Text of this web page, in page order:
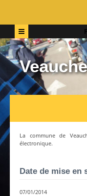
Veauche
La commune de
électronique.
Date de mise en
07/01/2014